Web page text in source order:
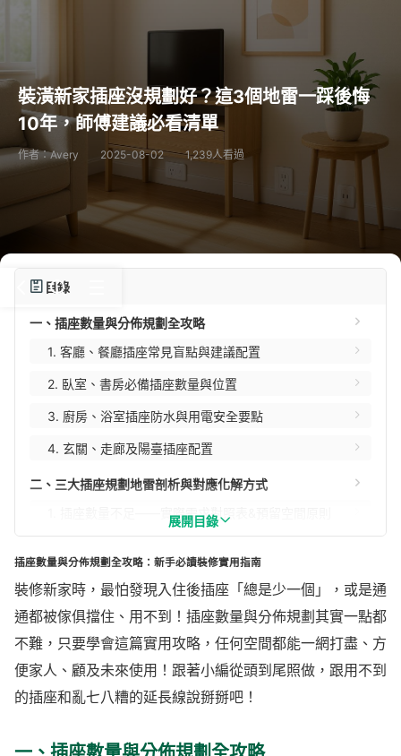
裝潢新家插座沒規劃好？這3個地雷一踩後悔
10年，師傅建議必看清單
作者：Avery 2025-08-02 1,239人看過
目錄
一、插座數量與分佈規劃全攻略
1. 客廳、餐廳插座常見盲點與建議配置
2. 臥室、書房必備插座數量與位置
3. 廚房、浴室插座防水與用電安全要點
4. 玄關、走廊及陽臺插座配置
二、三大插座規劃地雷剖析與對應化解方式
1. 插座數量不足——實際需求對照表&預留空間原則
三、專家師傅最實用插座規劃清單
1. 每區域必備插座數量範例
2. 智慧型插座/USB插座/網路孔規劃建議
3. 居家未來彈性預留&裝修後增設預案
四、插座安全安裝與後續驗收重點
展開目錄
插座數量與分佈規劃全攻略：新手必讀裝修實用指南
裝修新家時，最怕發現入住後插座「總是少一個」，或是通
通都被傢俱擋住、用不到！插座數量與分佈規劃其實一點都
不難，只要學會這篇實用攻略，任何空間都能一網打盡、方
便家人、顧及未來使用！跟著小編從頭到尾照做，跟用不到
的插座和亂七八糟的延長線說掰掰吧！